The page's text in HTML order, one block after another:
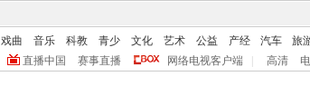
戏曲 音乐 科教 青少 文化 艺术 公益 产经 汽车 旅
直播中国 赛事直播 网络电视客户端 高清